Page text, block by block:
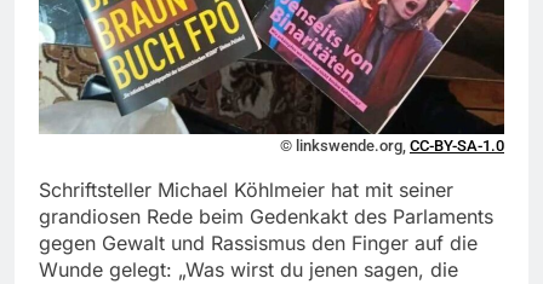
© linkswende.org, CC-BY-SA-1.0
Schriftsteller Michael Köhlmeier hat mit seiner
grandiosen Rede beim Gedenkakt des Parlaments
gegen Gewalt und Rassismus den Finger auf die
Wunde gelegt: „Was wirst du jenen sagen, die